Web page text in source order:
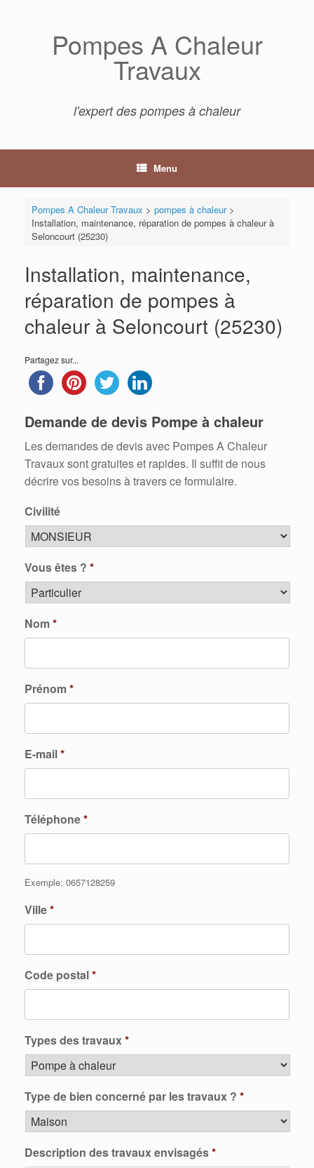
Pompes A Chaleur
Travaux
l'expert des pompes à chaleur
Menu
Pompes A Chaleur Travaux > pompes à chaleur>
Installation, maintenance, réparation de pompes à chaleur à
Seloncourt (25230)
Installation, maintenance,
réparation de pompes à
chaleur à Seloncourt (25230)
Partagez sur...
Demande de devis Pompe à chaleur
Les demandes de devis avec Pompes A Chaleur
Travaux sont gratuites et rapides. Il suffit de nous
décrire vos besoins à travers ce formulaire.
Civilité
Vous êtes ? *
Nom*
Prénom*
E-mail*
Téléphone*
Exemple: 0657128259
Ville*
Code postal*
Types des travaux*
Type de bien concerné par les travaux ? *
Description des travaux envisagés*